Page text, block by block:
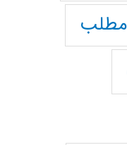
مطلب